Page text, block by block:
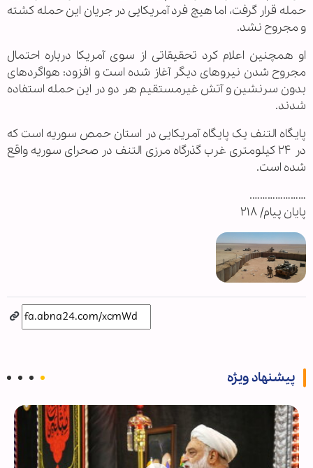
حمله قرار گرفت، اما هیچ فرد آمریکایی در جریان این حمله کشته
و مجروح نشد.
او همچنین اعلام کرد تحقیقاتی از سوی آمریکا درباره احتمال
مجروح شدن نیرو‌های دیگر آغاز شده است و افزود: هواگرد‌های
بدون سرنشین و آتش غیرمستقیم هر دو در این حمله استفاده
شدند.
پایگاه التنف یک پایگاه آمریکایی در استان حمص سوریه است که
در ۲۴ کیلومتری غرب گذرگاه مرزی التنف در صحرای سوریه واقع
شده است.
………………….
پایان پیام/ ۲۱۸
پیشنهاد ویژه